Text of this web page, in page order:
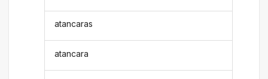
atancaras
atancara